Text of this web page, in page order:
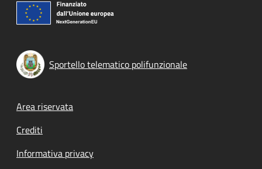
Sportello telematico polifunzionale
Footer menu
Area riservata
Crediti
Informativa privacy